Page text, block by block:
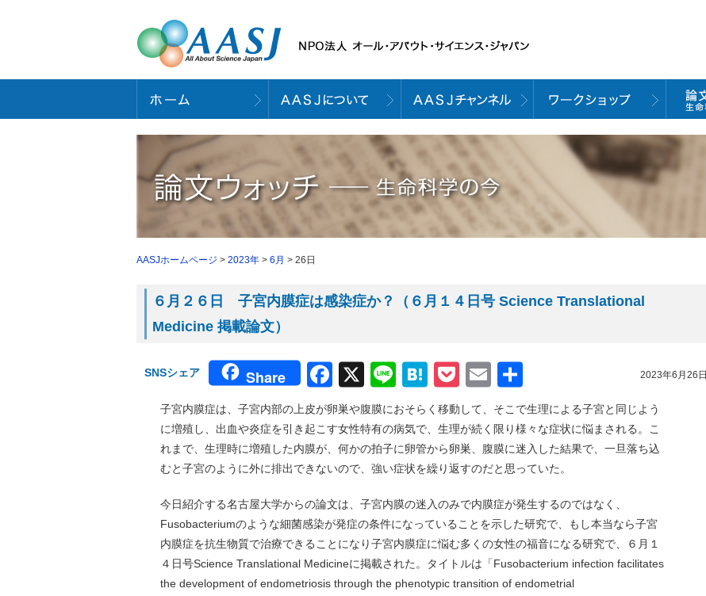
AASJホームページ > 2023年 > 6月 > 26日
６月２６日 子宮内膜症は感染症か？（６月１４日号 Science Translational
Medicine 掲載論文）
2023年6月26日
SNSシェア Share Facebook
X LineHatena
Pocket
Email
有
子宮内膜症は、子宮内部の上皮が卵巣や腹膜におそらく移動して、そこで生理による子宮と同じよう
に増殖し、出血や炎症を引き起こす女性特有の病気で、生理が続く限り様々な症状に悩まされる。こ
れまで、生理時に増殖した内膜が、何かの拍子に卵管から卵巣、腹膜に迷入した結果で、一旦落ち込
むと子宮のように外に排出できないので、強い症状を繰り返すのだと思っていた。
今日紹介する名古屋大学からの論文は、子宮内膜の迷入のみで内膜症が発生するのではなく、
Fusobacteriumのような細菌感染が発症の条件になっていることを示した研究で、もし本当なら子宮
内膜症を抗生物質で治療できることになり子宮内膜症に悩む多くの女性の福音になる研究で、６月１
４日号Science Translational Medicineに掲載された。タイトルは「Fusobacterium infection facilitates
the development of endometriosis through the phenotypic transition of endometrial